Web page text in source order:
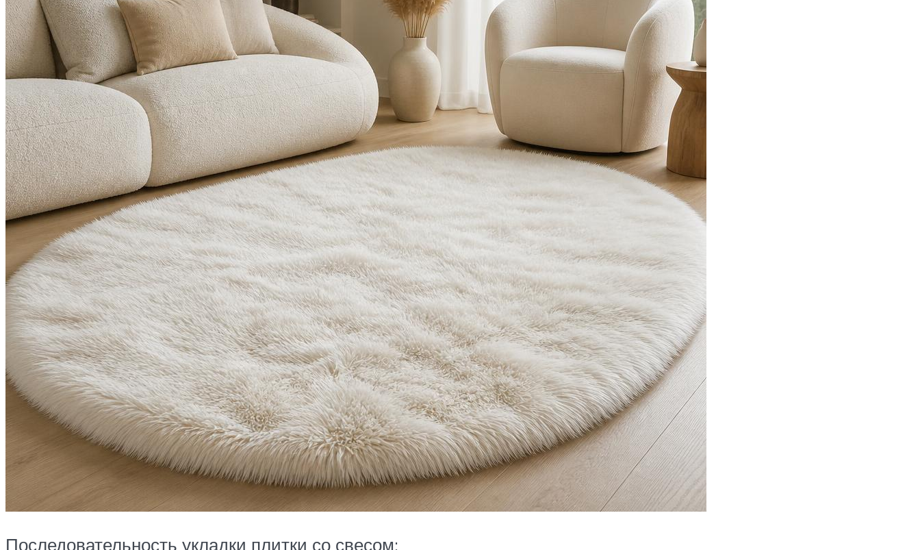
Последовательность укладки плитки со свесом: